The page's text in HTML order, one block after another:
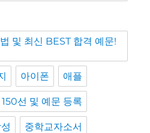
및 최신 BEST 합격 예문!
아이폰 애플
선 및 예문 등록
중학교자소서